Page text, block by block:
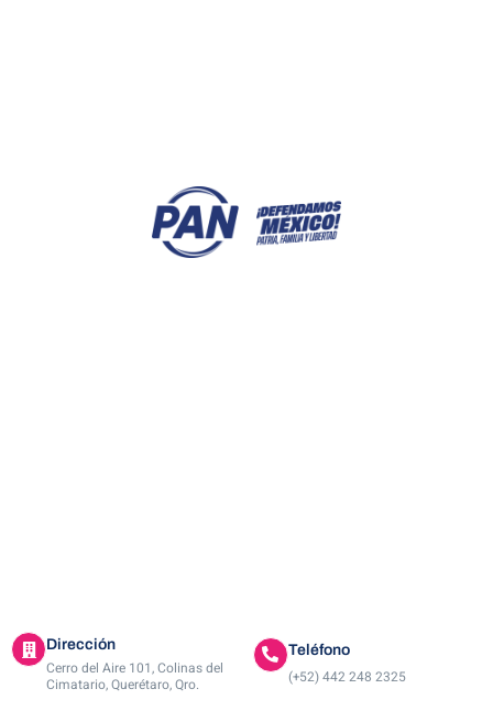
Dirección
Cerro del Aire 101, Colinas del
Cimatario, Querétaro, Qro.
Teléfono
(+52) 442 248 2325